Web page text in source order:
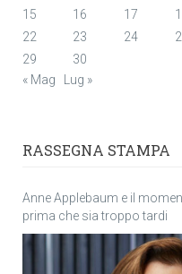
15
16 17
22
23 24
29
30
« Mag
Lug »
RASSEGNA STAMPA
Anne Applebaum e il
prima che sia troppo tardi